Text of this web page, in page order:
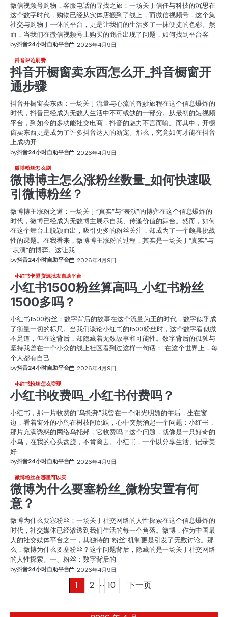
微信视频号购物，客服电话的寻找之旅：一场关于信任与科技的沉思在
这个数字时代，购物已经从实体店搬到了线上，而微信视频号，这个集
社交与购物于一体的平台，更是让我们的生活多了一抹便捷的色彩。然
而，当我们在微信视频号上购买的商品出现了问题，如何找到平台客
by抖音24小时自助平台 2026年4月9日
抖音评论刷赞
抖音开橱窗卖东西怎么开_抖音橱窗开
通步骤
抖音开橱窗卖东西：一场关于流量与心流的奇妙旅程在这个信息爆炸的
时代，抖音已经成为无数人生活中不可或缺的一部分。从最初的短视频
平台，到如今的多功能社交电商，抖音的魅力不言而喻。而其中，开橱
窗卖东西更是成为了许多抖音达人的新宠。那么，究竟如何才能在抖音
上成功开
by抖音24小时自助平台 2026年4月9日
微博粉丝怎么刷
微博博主怎么涨粉丝数量_如何快速吸
引微博粉丝？
微博博主涨粉之道：一场关于“真实”与“表演”的博弈在这个信息爆炸的
时代，微博已经成为无数博主展示自我、传递价值的舞台。然而，如何
在这个舞台上脱颖而出，吸引更多的粉丝关注，却成为了一个颇具挑战
性的课题。在我看来，微博博主涨粉的过程，其实是一场关于“真实”与
“表演”的博弈。这让我
by抖音24小时自助平台 2026年4月9日
小红书卡盟货源批发自助平台
小红书1500粉丝算高吗_小红书粉丝
1500多吗？
小红书1500粉丝：数字背后的故事在这个流量为王的时代，数字似乎成
了衡量一切的标尺。当我们谈论小红书的1500粉丝时，这个数字看似微
不足道，但在这背后，却隐藏着无数故事和可能性。数字背后的孤独与
坚持我曾在一个小众的线上社区看到过这样一句话：“在这个世界上，每
个人都有自己
by抖音24小时自助平台 2026年4月9日
小红书粉丝怎么变现
小红书收费吗_小红书付费吗？
小红书，那一片收费的“乌托邦”我曾在一个阳光明媚的午后，坐在窗
边，看着窗外的小鸟在树枝间跳跃，心中突然涌起一个问题：小红书，
那片充满诱惑的网络乌托邦，它收费吗？这个问题，就像是一只好奇的
小鸟，在我的心头盘旋，不肯离去。小红书，一个以分享生活、记录美
好
by抖音24小时自助平台 2026年4月9日
微博粉丝在哪里可以买
微博为什么要塞粉丝_微粉安置有何
意？
微博为什么要塞粉丝：一场关于社交网络的人性探索在这个信息爆炸的
时代，社交媒体已经渗透到我们生活的每一个角落。微博，作为中国最
大的社交媒体平台之一，其独特的“粉丝”机制更是引发了无数讨论。那
么，微博为什么要塞粉丝？这个问题背后，隐藏的是一场关于社交网络
的人性探索。一、粉丝：数字背后的
by抖音24小时自助平台 2026年4月9日
1 2 … 10 下一页